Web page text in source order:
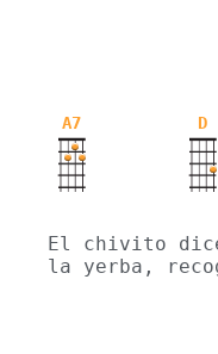
A7 D
El chivito
la yerba,